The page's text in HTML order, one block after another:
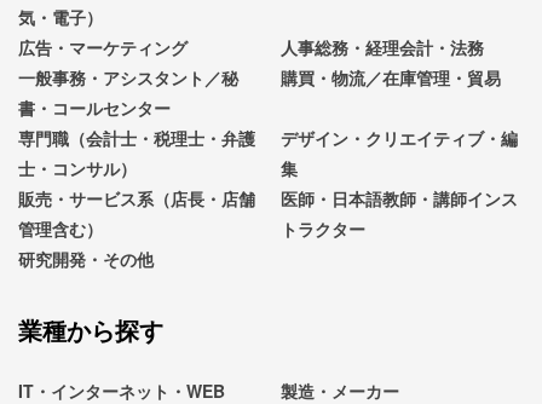
気・電子）
広告・マーケティング
人事総務・経理会計・法務
一般事務・アシスタント／秘
書・コールセンター
購買・物流／在庫管理・貿易
専門職（会計士・税理士・弁護
士・コンサル）
デザイン・クリエイティブ・編
集
販売・サービス系（店長・店舗
管理含む）
医師・日本語教師・講師インス
トラクター
研究開発・その他
業種から探す
IT・インターネット・WEB
製造・メーカー